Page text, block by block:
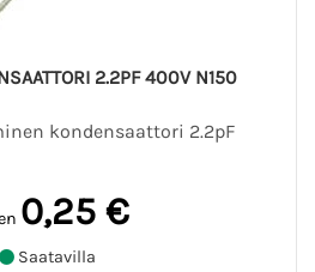
2.2PF 400V N150
kondensaattori 2.2pF
0,25 €
Saatavilla